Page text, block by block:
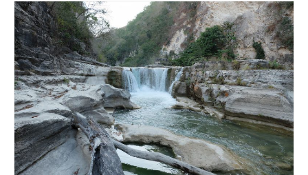
Nostalgia
Hangat
Dan
Pesan
Mendalam
Untuk
Semua
Usia